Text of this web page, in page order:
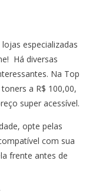
especializadas
Há diversas
Na Top
a R$ 100,00,
super acessível.
opte pelas
com sua
frente antes de